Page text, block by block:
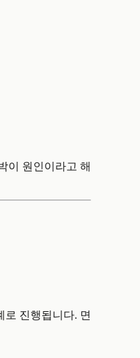
이 원인이라고 해
로 진행됩니다. 면